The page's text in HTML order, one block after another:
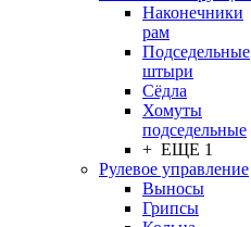
Наконечники
рам
Подседельные
штыри
Сёдла
Хомуты
подседельные
+ ЕЩЕ 1
Рулевое управление
Выносы
Грипсы